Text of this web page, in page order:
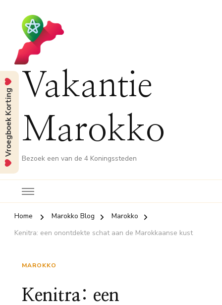
Vakantie
Marokko
Bezoek een van de 4 Koningssteden
Home Marokko Blog
Marokko
Kenitra: een onontdekte schat aan de Marokkaanse kust
MAROKKO
Kenitra: een
Vroegboek Korting